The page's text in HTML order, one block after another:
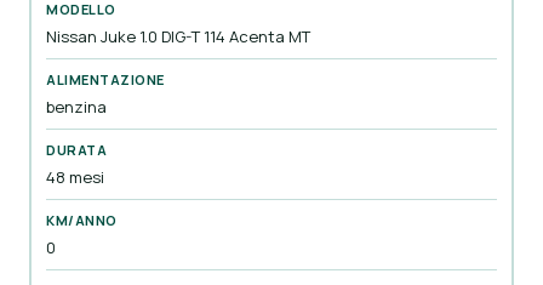
Nissan Juke 1.0 DIG-T 114 Acenta MT
benzina
48 mesi
0